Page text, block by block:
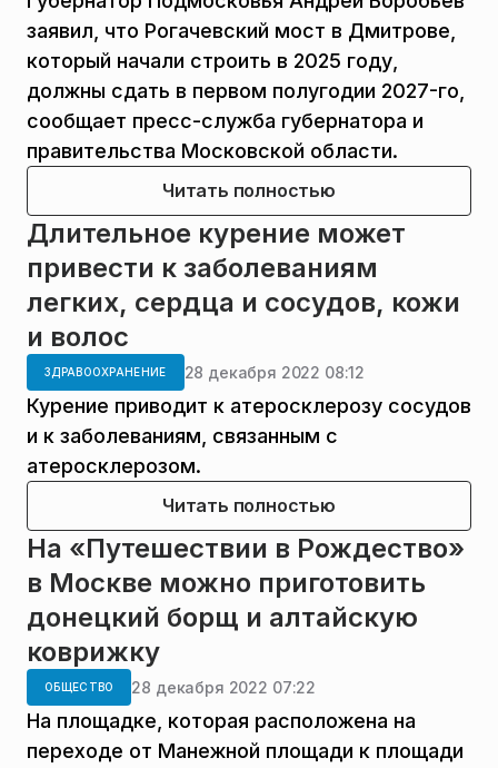
заявил, что Рогачевский мост в Дмитрове,
который начали строить в 2025 году,
должны сдать в первом полугодии 2027-го,
сообщает пресс-служба губернатора и
правительства Московской области.
Читать полностью
Длительное курение может
привести к заболеваниям
легких, сердца и сосудов, кожи
и волос
ЗДРАВООХРАНЕНИЕ 28 декабря 2022 08:12
Курение приводит к атеросклерозу сосудов
и к заболеваниям, связанным с
атеросклерозом.
Читать полностью
На «Путешествии в Рождество»
в Москве можно приготовить
донецкий борщ и алтайскую
коврижку
ОБЩЕСТВО 28 декабря 2022 07:22
На площадке, которая расположена на
переходе от Манежной площади к площади